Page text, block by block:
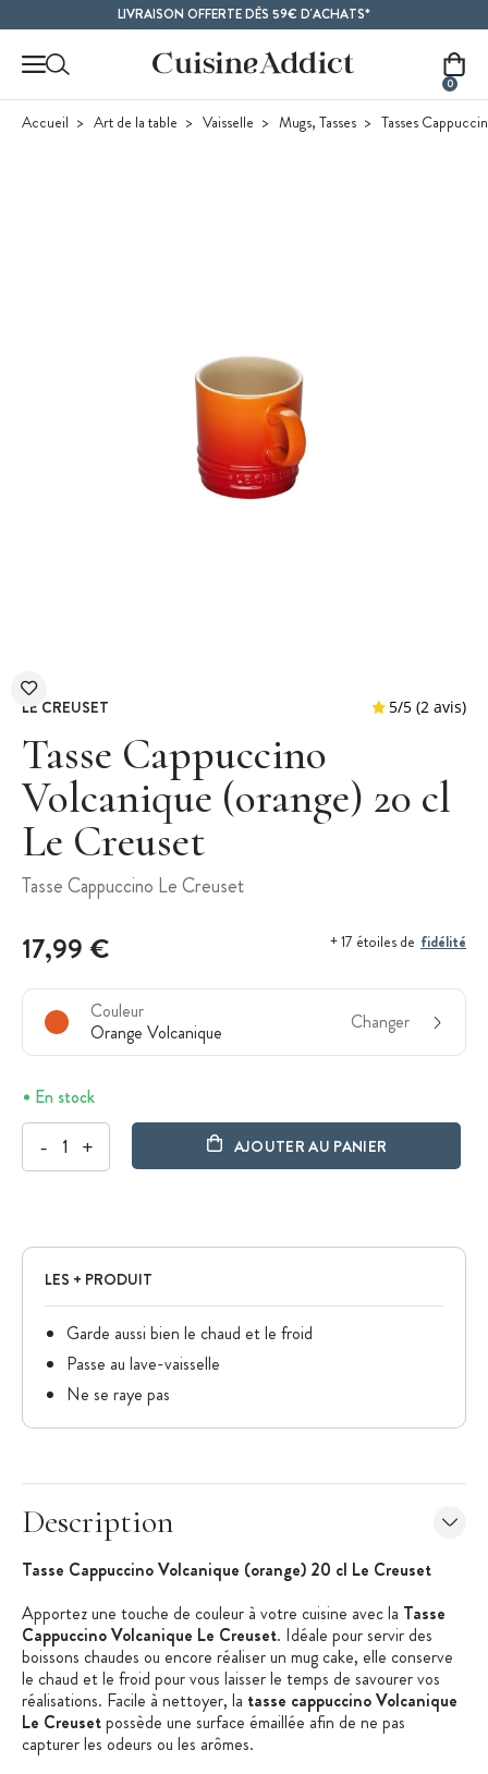
LIVRAISON OFFERTE DÈS 59€ D'ACHATS*
0
Accueil Art de la table Vaisselle Mugs, Tasses Tasses
LE CREUSET
Tasse Cappuccino
Volcanique (orange) 20 cl
Le Creuset
Tasse Cappuccino Le Creuset
17,99 € + 17 étoiles de fidélité
Couleur
Orange Volcanique
Changer
En stock
- + AJOUTER AU PANIER
LES + PRODUIT
Garde aussi bien le chaud et le froid
Passe au lave-vaisselle
Ne se raye pas
Description
Tasse Cappuccino Volcanique (orange) 20 cl Le Creuset
Apportez une touche de couleur à votre cuisine avec la Tasse
Cappuccino Volcanique Le Creuset. Idéale pour servir des
boissons chaudes ou encore réaliser un mug cake, elle conserve
le chaud et le froid pour vous laisser le temps de savourer vos
réalisations. Facile à nettoyer, la tasse cappuccino Volcanique
Le Creusetpossède une surface émaillée afin de ne pas
capturer les odeurs ou les arômes.